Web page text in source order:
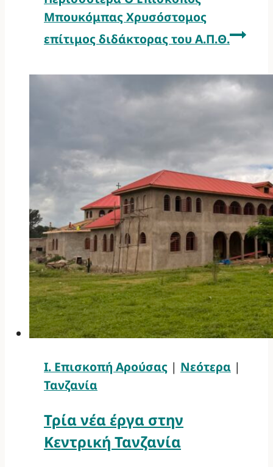
Μπουκόμπας Χρυσόστομος
επίτιμος διδάκτορας του Α.Π.Θ.
Ι. Επισκοπή Αρούσας | Νεότερα |
Τανζανία
Τρία νέα έργα στην
Κεντρική Τανζανία